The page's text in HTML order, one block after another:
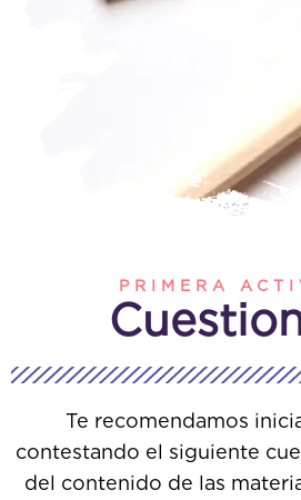
PRIMERA
Te recomendamos
contestando el siguiente
del contenido de las